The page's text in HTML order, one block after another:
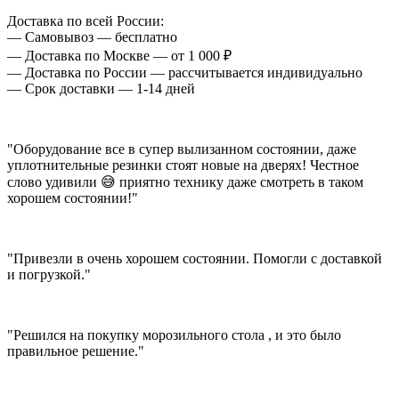
Доставка по всей России:
— Самовывоз — бесплатно
— Доставка по Москве — от 1 000 ₽
— Доставка по России — рассчитывается индивидуально
— Срок доставки — 1-14 дней
"Оборудование все в супер вылизанном состоянии, даже
уплотнительные резинки стоят новые на дверях! Честное
слово удивили 😅 приятно технику даже смотреть в таком
хорошем состоянии!"
"Привезли в очень хорошем состоянии. Помогли с доставкой
и погрузкой."
"Решился на покупку морозильного стола , и это было
правильное решение."